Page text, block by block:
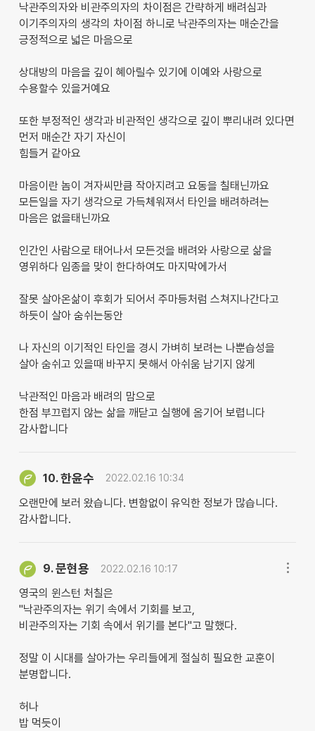
낙관주의자와 비관주의자의 차이점은 간략하게 배려심과
이기주의자의 생각의 차이점 하니로 낙관주의자는 매순간을
긍정적으로 넓은 마음으로
상대방의 마음을 깊이 혜아릴수 있기에 이예와 사랑으로
수용할수 있을거예요
또한 부정적인 생각과 비관적인 생각으로 깊이 뿌리내려 있다면
먼저 매순간 자기 자신이
힘들거 같아요
마음이란 놈이 겨자씨만큼 작아지려고 요동을 칠태닌까요
모든일을 자기 생각으로 가득체워져서 타인을 배려하려는
마음은 없을태닌까요
인간인 사람으로 태어나서 모든것을 배려와 사랑으로 삶을
영위하다 임종을 맞이 한다하여도 마지막에가서
잘못 살아온삶이 후회가 되어서 주마등처럼 스쳐지나간다고
하듯이 살아 숨쉬는동안
나 자신의 이기적인 타인을 경시 가벼히 보려는 나뿐습성을
살아 숨쉬고 있을때 바꾸지 못해서 아쉬움 남기지 않게
낙관적인 마음과 배려의 맘으로
한점 부끄럽지 않는 삶을 깨닫고 실행에 옴기어 보렵니다
감사합니다
10.한윤수 2022.02.16 10:34
오랜만에 보러 왔습니다. 변함없이 유익한 정보가 많습니다.
감사합니다.
9.문현용 2022.02.16 10:17
영국의 윈스턴 처칠은
"낙관주의자는 위기 속에서 기회를 보고,
비관주의자는 기회 속에서 위기를 본다"고 말했다.
정말 이 시대를 살아가는 우리들에게 절실히 필요한 교훈이
분명합니다.
허나
밥 먹듯이